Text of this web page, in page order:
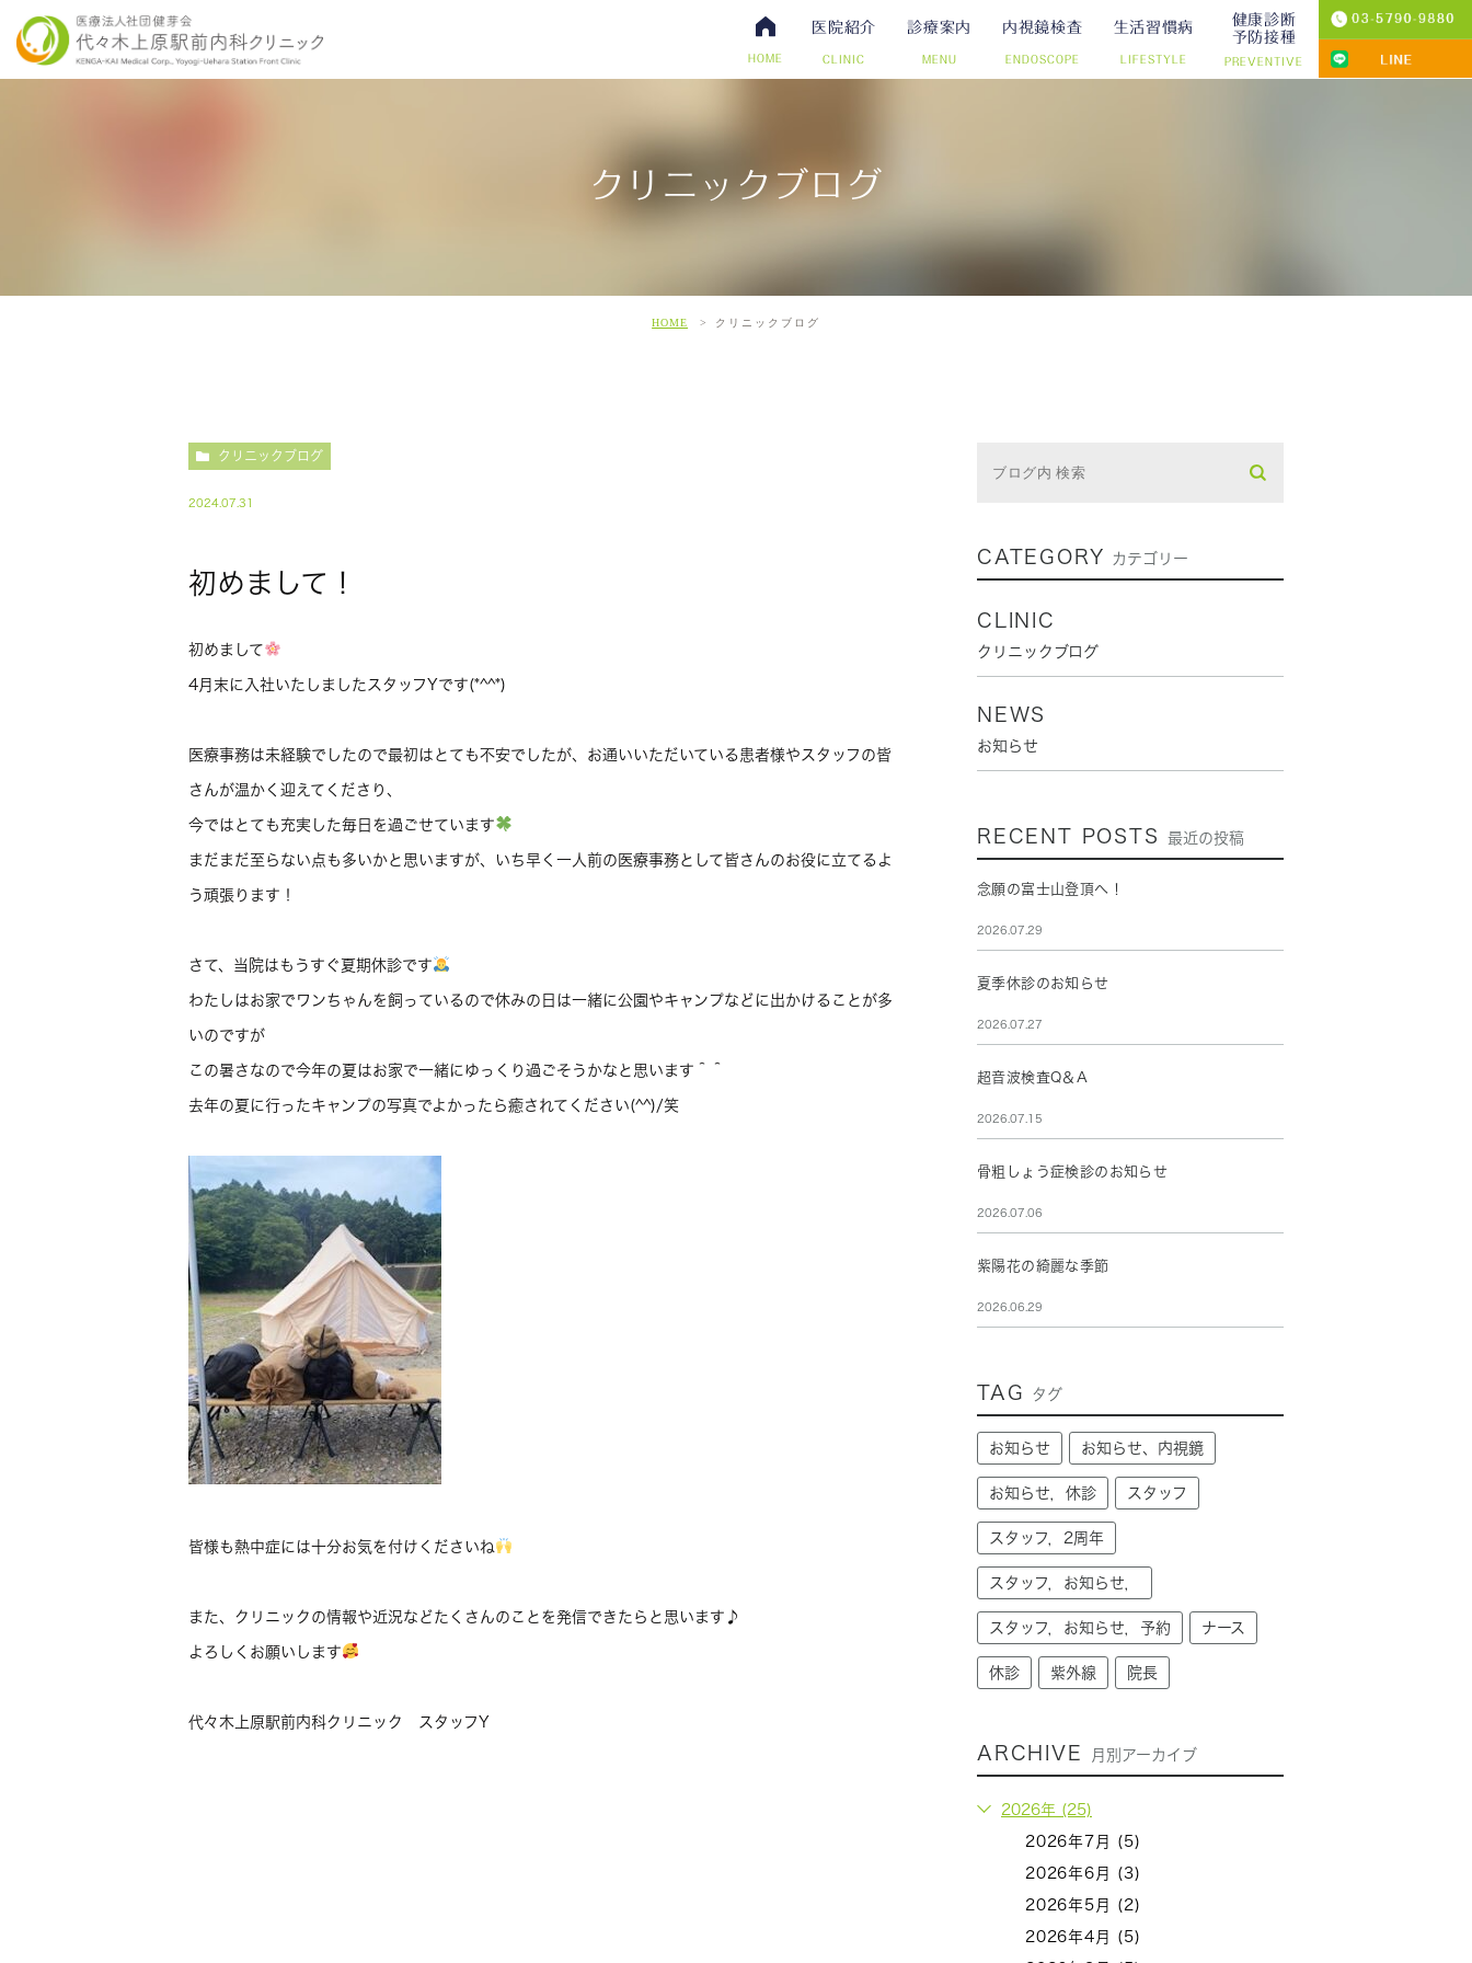
HOME
医院紹介
CLINIC
アクセス・診療時間 スタッフ募集
診療案内
MENU
内視鏡検査
ENDOSCOPE
大腸内視鏡検査について 日帰り手術（内視鏡的ポリープ切除）
生活習慣病
LIFESTYLE
健康診断
予防接種
PREVENTIVE
ワクチン・予防接種
クリニックブログ
HOME クリニックブログ
クリニックブログ
2024.07.31
初めまして！
初めまして
4月末に入社いたしましたスタッフYです(*^^*)
医療事務は未経験でしたので最初はとても不安でしたが、お通いいただいている患者様やスタッフの皆
さんが温かく迎えてくださり、
今ではとても充実した毎日を過ごせています
まだまだ至らない点も多いかと思いますが、いち早く一人前の医療事務として皆さんのお役に立てるよ
う頑張ります！
さて、当院はもうすぐ夏期休診です
わたしはお家でワンちゃんを飼っているので休みの日は一緒に公園やキャンプなどに出かけることが多
いのですが
この暑さなので今年の夏はお家で一緒にゆっくり過ごそうかなと思います＾＾
去年の夏に行ったキャンプの写真でよかったら癒されてください(^^)/笑
皆様も熱中症には十分お気を付けくださいね
また、クリニックの情報や近況などたくさんのことを発信できたらと思います♪
よろしくお願いします
代々木上原駅前内科クリニック スタッフY
CATEGORY カテゴリー
CLINIC
クリニックブログ
NEWS
お知らせ
RECENT POSTS 最近の投稿
念願の富士山登頂へ！
2026.07.29
夏季休診のお知らせ
2026.07.27
超音波検査Q＆A
2026.07.15
骨粗しょう症検診のお知らせ
2026.07.06
紫陽花の綺麗な季節
2026.06.29
TAG タグ
お知らせ お知らせ、内視鏡
お知らせ，休診 スタッフ
スタッフ，2周年
スタッフ，お知らせ，
スタッフ，お知らせ，予約 ナース
休診 紫外線 院長
ARCHIVE 月別アーカイブ
2026年 (25)
2026年7月 (5)
2026年6月 (3)
2026年5月 (2)
2026年4月 (5)